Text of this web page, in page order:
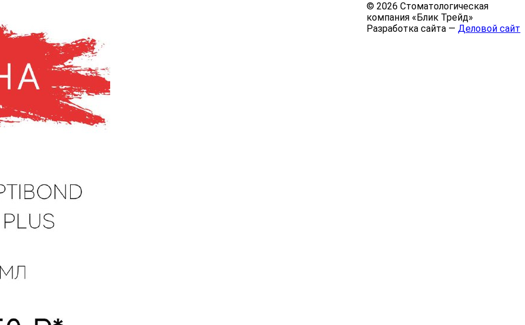
© 2026 Стоматологическая
компания «Блик Трейд»
Разработка сайта —Деловой сайт